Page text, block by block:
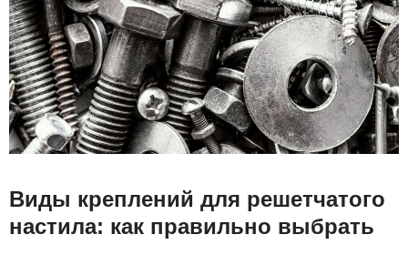
Виды креплений для решетчатого
настила: как правильно выбрать